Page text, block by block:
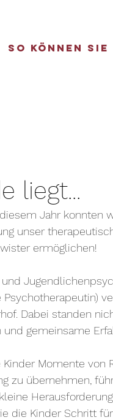
So können
liegt...
Jahr konnten
unser
ermöglichen!
Dabei standen
gemeinsame
Momente von
zu übernehmen,
die Kinder Schritt